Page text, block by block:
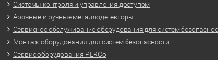
Системы контроля и управления доступом
Арочные и ручные металлодетекторы
Сервисное обслуживание оборудования для систем
Монтаж оборудования для систем безопасности
Сервис оборудования PERCo